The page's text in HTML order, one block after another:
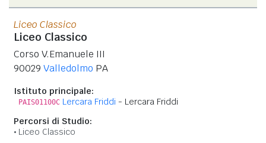
Liceo Classico
Liceo Classico
Corso V.Emanuele III
90029 Valledolmo PA
Istituto principale:
PAIS01100C Lercara Friddi - Lercara Friddi
Percorsi di Studio:
Liceo Classico